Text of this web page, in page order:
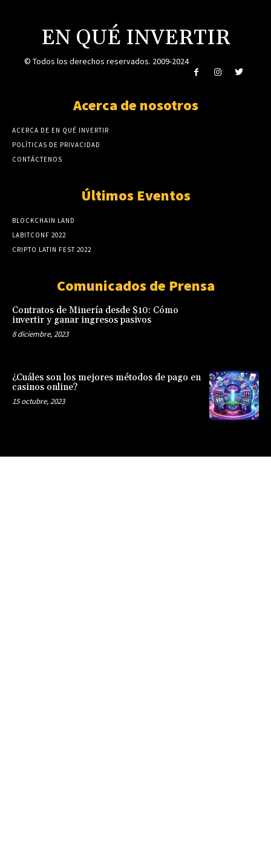
EN QUÉ INVERTIR
© Todos los derechos reservados. 2009-2024
Acerca de nosotros
ACERCA DE EN QUÉ INVERTIR
POLÍTICAS DE PRIVACIDAD
CONTÁCTENOS
Últimos Eventos
BLOCKCHAIN LAND
LABITCONF 2022
CRIPTO LATIN FEST 2022
Comunicados de Prensa
Contratos de Minería desde $10: Cómo
invertir y ganar ingresos pasivos
8 diciembre, 2023
¿Cuáles son los mejores métodos de pago en
casinos online?
15 octubre, 2023